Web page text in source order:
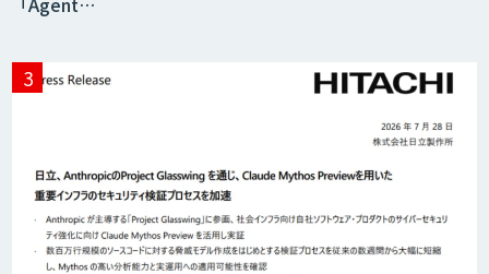
ニーズを理解する対話型AIエージェント
Web接客を進化させる対話型AIエージェ
ント「AI’mON for WEB」